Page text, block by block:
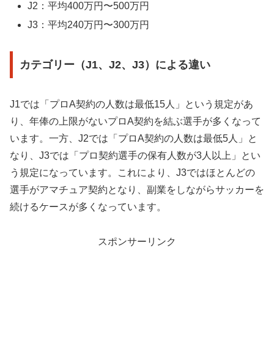
J2：平均400万円〜500万円
J3：平均240万円〜300万円
カテゴリー（J1、J2、J3）による違い
J1では「プロA契約の人数は最低15人」という規定があ
り、年俸の上限がないプロA契約を結ぶ選手が多くなって
います。一方、J2では「プロA契約の人数は最低5人」と
なり、J3では「プロ契約選手の保有人数が3人以上」とい
う規定になっています。これにより、J3ではほとんどの
選手がアマチュア契約となり、副業をしながらサッカーを
続けるケースが多くなっています。
スポンサーリンク